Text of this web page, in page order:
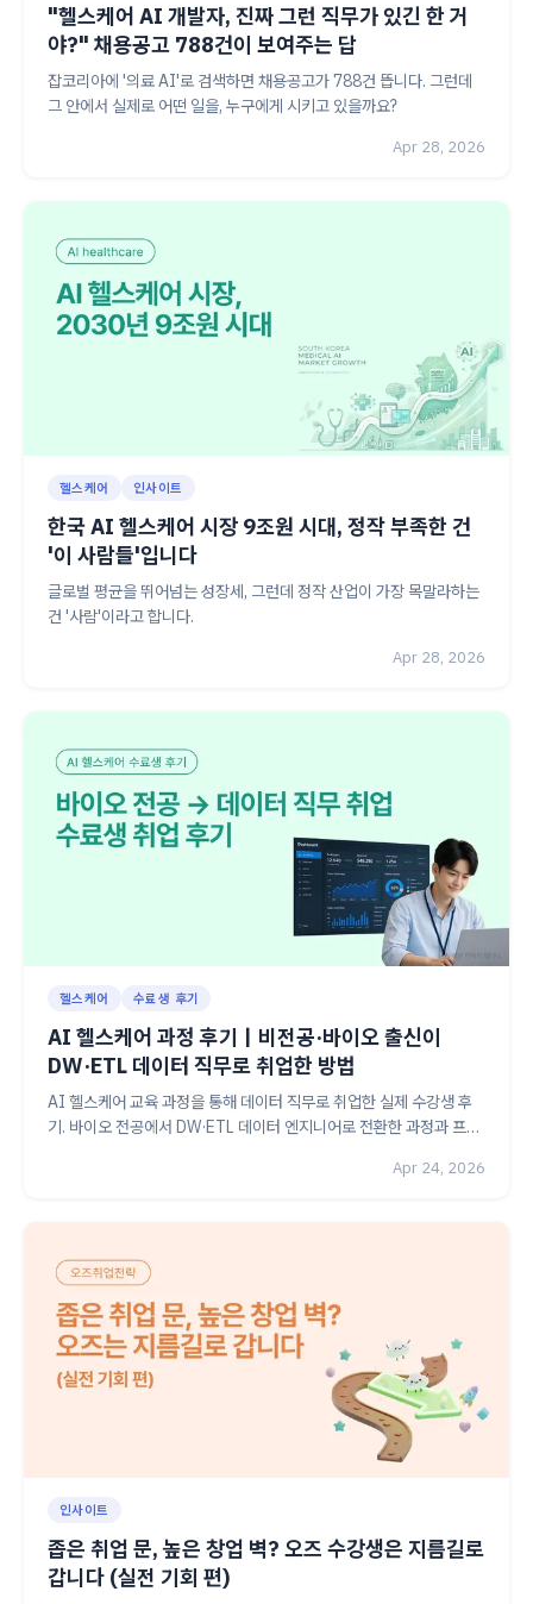
"헬스케어 AI 개발자, 진짜 그런 직무가 있긴 한 거
야?" 채용공고 788건이 보여주는 답
잡코리아에 '의료 AI'로 검색하면 채용공고가 788건 뜹니다. 그런데
그 안에서 실제로 어떤 일을, 누구에게 시키고 있을까요?
Apr 28, 2026
헬스케어 인사이트
한국 AI 헬스케어 시장 9조원 시대, 정작 부족한 건
'이 사람들'입니다
글로벌 평균을 뛰어넘는 성장세, 그런데 정작 산업이 가장 목말라하는
건 '사람'이라고 합니다.
Apr 28, 2026
헬스케어 수료생 후기
AI 헬스케어 과정 후기｜비전공·바이오 출신이
DW·ETL 데이터 직무로 취업한 방법
AI 헬스케어 교육 과정을 통해 데이터 직무로 취업한 실제 수강생 후
기. 바이오 전공에서 DW·ETL 데이터 엔지니어로 전환한 과정과 프로
Apr 24, 2026
인사이트
좁은 취업 문, 높은 창업 벽? 오즈 수강생은 지름길로
갑니다 (실전 기회 편)